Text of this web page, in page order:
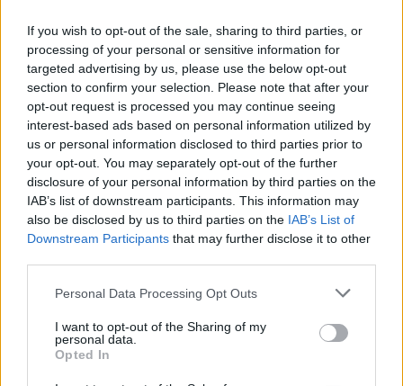
If you wish to opt-out of the sale, sharing to third parties, or
processing of your personal or sensitive information for
targeted advertising by us, please use the below opt-out
section to confirm your selection. Please note that after your
opt-out request is processed you may continue seeing
interest-based ads based on personal information utilized by
us or personal information disclosed to third parties prior to
your opt-out. You may separately opt-out of the further
disclosure of your personal information by third parties on the
IAB’s list of downstream participants. This information may
also be disclosed by us to third parties on the IAB’s List of
Downstream Participants that may further disclose it to other
Please note that this website/app uses one or more Google
not limited to your visit or usage behaviour. You may click to
grant or deny consent to Google and its third-party tags to
use your data for below specified purposes in below Google
Personal Data Processing Opt Outs
I want to opt-out of the Sharing of my
personal data.
Opted In
Az Oxfordi Egyetem kutatóinak egy januárban
hogy 523 komikussal - brit, amerikai és ausztrál
személyiségükről.